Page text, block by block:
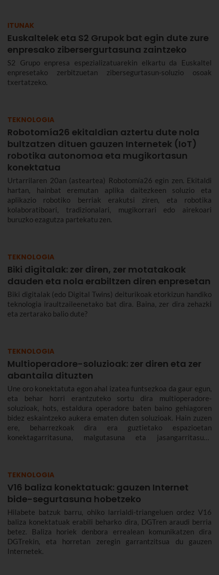
ITUNAK
Euskaltelek eta S2 Grupok bat egin dute zure
enpresako zibersergurtasuna zaintzeko
S2 Grupo enpresa espezializatuarekin elkartu da Euskaltel
enpresetako zerbitzuetan zibersegurtasun-soluzio osoak
txertatzeko.
TEKNOLOGIA
Robotomía26 ekitaldian aztertu dute nola
bultzatzen dituen gauzen Internetek (IoT)
robotika autonomoa eta mugikortasun
konektatua
Urtarrilaren 20an (asteartea) Robotomía26 egin zen. Ekitaldi
hartan, hainbat eremutan aplika daitezkeen soluzio eta
aplikazio robotiko berriak erakutsi ziren, eta robotika
kolaboratiboari, tradizionalari, mugikorrari edo airekoari
buruzko ezagutza partekatu zen.
TEKNOLOGIA
Biki digitalak: zer diren, zer motatakoak
dauden eta nola erabiltzen diren enpresetan
Biki digitalak (edo Digital Twins) deiturikoak etorkizun handiko
teknologia iraultzaileenetako bat dira. Baina, zer dira zehazki
eta zertarako balio dute?
TEKNOLOGIA
Multioperadore-soluzioak: zer diren eta zer
abantaila dituzten
Une oro konektatuta egon ahal izatea funtsezkoa da gaur egun,
eta behar horri erantzuteko sortu dira multioperadore-
soluzioak, hots, estaldura operadore baten baino gehiagoren
bidez eskaintzeko aukera ematen duten soluzioak. Hain zuzen
ere, beharrezkoak dira era guztietako espazioetan
konektagarritasuna, malgutasuna eta jasangarritasuna
TEKNOLOGIA
V16 baliza konektatuak: gauzen Internet
bide-segurtasuna hobetzeko
Hilabete batzuk barru, ohiko larrialdi-triangeluen ordez V16
baliza konektatuak erabili beharko dira, DGTren araudi berria
betez. Baliza horiek denbora errealean komunikatzen dira
DGTrekin, eta horretan zeregin garrantzitsua du gauzen
Internetek.